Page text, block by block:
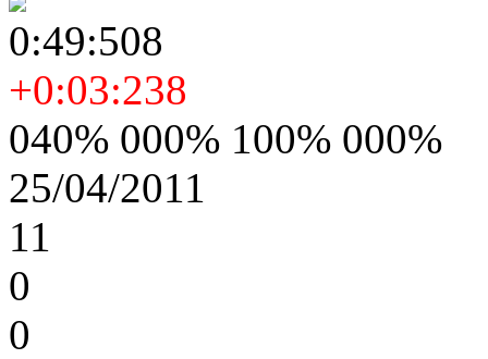
0:49:508
+0:03:238
040% 000% 100% 000%
25/04/2011
11
0
0